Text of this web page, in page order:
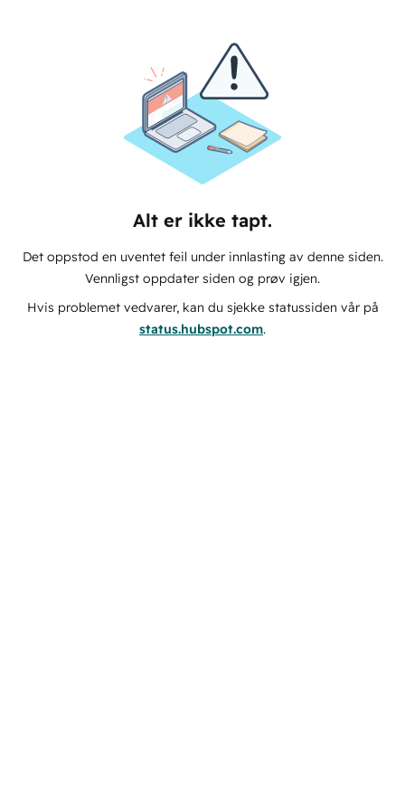
Alt er ikke tapt.
Det oppstod en uventet feil under innlasting av denne siden.
Vennligst oppdater siden og prøv igjen.
Hvis problemet vedvarer, kan du sjekke statussiden vår på
status.hubspot.com.